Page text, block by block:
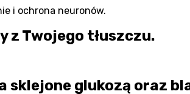
i ochrona neuronów.
z Twojego tłuszczu.
sklejone glukozą oraz